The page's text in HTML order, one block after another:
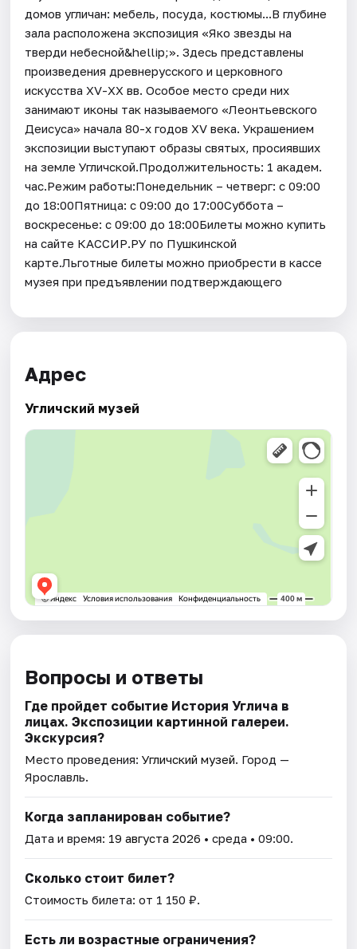
домов угличан: мебель, посуда, костюмы...В глубине
зала расположена экспозиция «Яко звезды на
тверди небесной&hellip;». Здесь представлены
произведения древнерусского и церковного
искусства XV-XX вв. Особое место среди них
занимают иконы так называемого «Леонтьевского
Деисуса» начала 80-х годов XV века. Украшением
экспозиции выступают образы святых, просиявших
на земле Угличской.Продолжительность: 1 академ.
час.Режим работы:Понедельник – четверг: с 09:00
до 18:00Пятница: с 09:00 до 17:00Суббота –
воскресенье: с 09:00 до 18:00Билеты можно купить
на сайте КАССИР.РУ по Пушкинской
карте.Льготные билеты можно приобрести в кассе
музея при предъявлении подтверждающего
Адрес
Угличский музей
Вопросы и ответы
Где пройдет событие История Углича в
лицах. Экспозиции картинной галереи.
Экскурсия?
Место проведения:Угличский музей. Город —
Ярославль.
Когда запланирован событие?
Дата и время: 19 августа 2026 • среда • 09:00.
Сколько стоит билет?
Стоимость билета: от 1 150 ₽.
Есть ли возрастные ограничения?